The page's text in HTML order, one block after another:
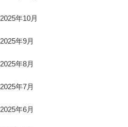
2025年10月
2025年9月
2025年8月
2025年7月
2025年6月